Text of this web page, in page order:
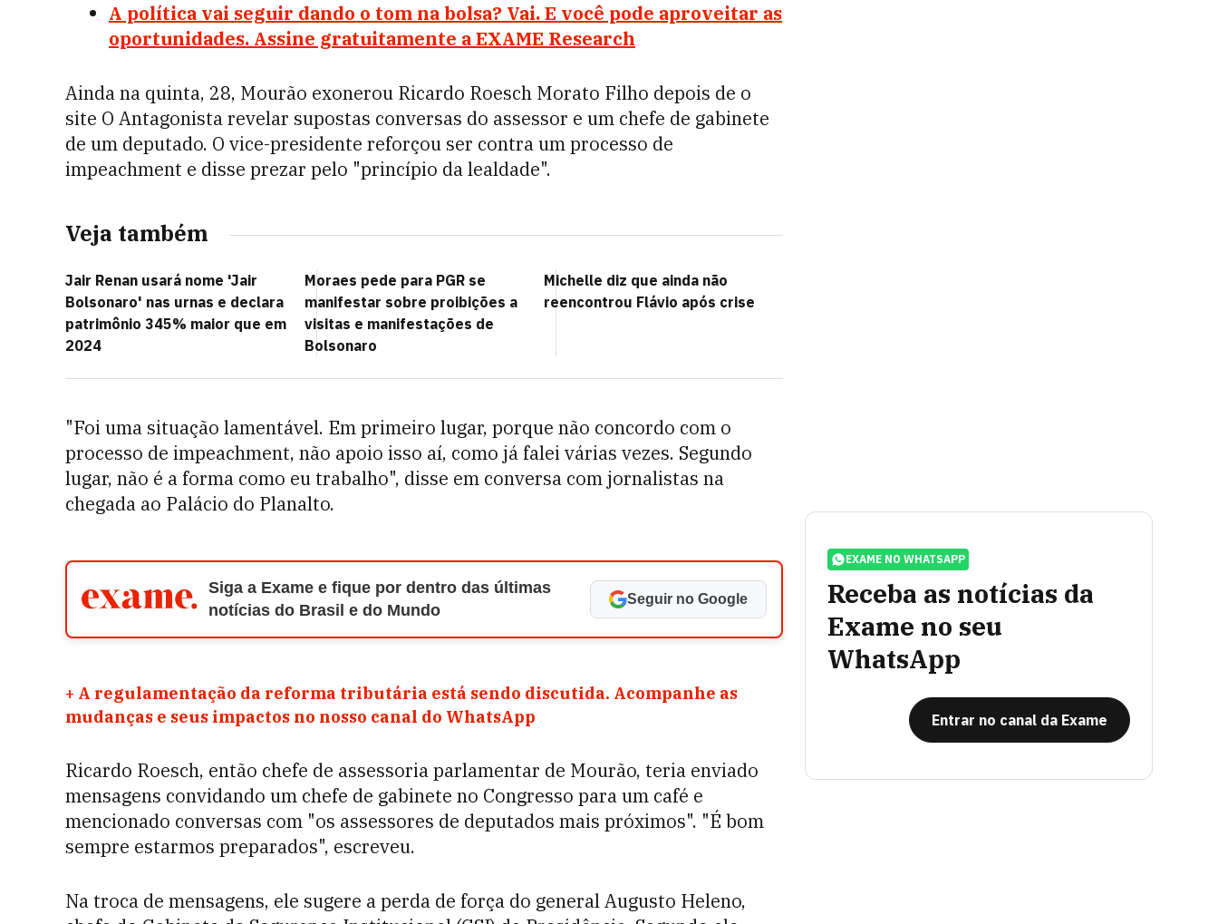
A política vai seguir dando o tom na bolsa? Vai. E você pode aproveitar as
oportunidades. Assine gratuitamente a EXAME Research
Ainda na quinta, 28, Mourão exonerou Ricardo Roesch Morato Filho depois de o
site O Antagonista revelar supostas conversas do assessor e um chefe de gabinete
de um deputado. O vice-presidente reforçou ser contra um processo de
impeachment e disse prezar pelo "princípio da lealdade".
Veja também
Jair Renan usará nome 'Jair
Bolsonaro' nas urnas e declara
patrimônio 345% maior que em
2024
Moraes pede para PGR se
manifestar sobre proibições a
visitas e manifestações de
Bolsonaro
Michelle diz que ainda não
reencontrou Flávio após crise
"Foi uma situação lamentável. Em primeiro lugar, porque não concordo com o
processo de impeachment, não apoio isso aí, como já falei várias vezes. Segundo
lugar, não é a forma como eu trabalho", disse em conversa com jornalistas na
chegada ao Palácio do Planalto.
Siga a Exame e fique por dentro das últimas
notícias do Brasil e do Mundo
Seguir no Google
+ A regulamentação da reforma tributária está sendo discutida. Acompanhe as
mudanças e seus impactos no nosso canal do WhatsApp
Ricardo Roesch, então chefe de assessoria parlamentar de Mourão, teria enviado
mensagens convidando um chefe de gabinete no Congresso para um café e
mencionado conversas com "os assessores de deputados mais próximos". "É bom
sempre estarmos preparados", escreveu.
Na troca de mensagens, ele sugere a perda de força do general Augusto Heleno,
EXAME NO WHATSAPP
Receba as notícias da
Exame no seu
WhatsApp
Entrar no canal da Exame